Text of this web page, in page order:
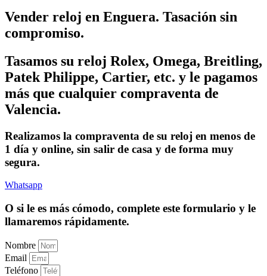
Vender reloj en Enguera. Tasación sin
compromiso.
Tasamos su reloj Rolex, Omega, Breitling,
Patek Philippe, Cartier, etc. y le pagamos
más que cualquier compraventa de
Valencia.
Realizamos la compraventa de su reloj en menos de
1 día y online, sin salir de casa y de forma muy
segura.
Whatsapp
O si le es más cómodo, complete este formulario y le
llamaremos rápidamente.
Nombre
Email
Teléfono